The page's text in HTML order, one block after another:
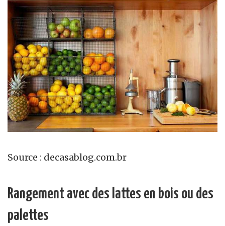
Source : decasablog.com.br
Rangement avec des lattes en bois ou des
palettes